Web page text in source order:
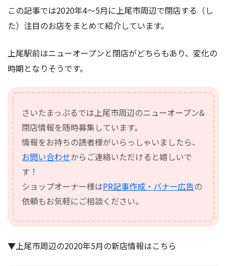
この記事では2020年4〜5月に上尾市周辺で閉店する（し
た）注目のお店をまとめて紹介しています。
上尾駅前はニューオープンと閉店がどちらもあり、変化の
時期となりそうです。
さいたまっぷるでは上尾市周辺のニューオープン&
閉店情報を随時募集しています。
情報をお持ちの読者様がいらっしゃいましたら、
お問い合わせからご連絡いただけると嬉しいで
す！
ショップオーナー様はPR記事作成・バナー広告の
依頼もお気軽にご相談ください。
▼上尾市周辺の2020年5月の新店情報はこちら